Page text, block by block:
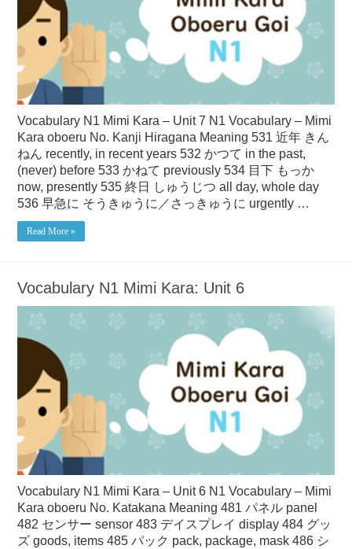
Vocabulary N1 Mimi Kara – Unit 7 N1 Vocabulary – Mimi
Kara oboeru No. Kanji Hiragana Meaning 531 近年 きん
ねん recently, in recent years 532 かつて in the past,
(never) before 533 かねて previously 534 目下 もっか
now, presently 535 終日 しゅうじつ all day, whole day
536 早急に そうきゅうに／さっきゅうに urgently …
Read More »
Vocabulary N1 Mimi Kara: Unit 6
Vocabulary N1 Mimi Kara – Unit 6 N1 Vocabulary – Mimi
Kara oboeru No. Katakana Meaning 481 パネル panel
482 センサー sensor 483 デイスプレイ display 484 グッ
ズ goods, items 485 パック pack, package, mask 486 シ